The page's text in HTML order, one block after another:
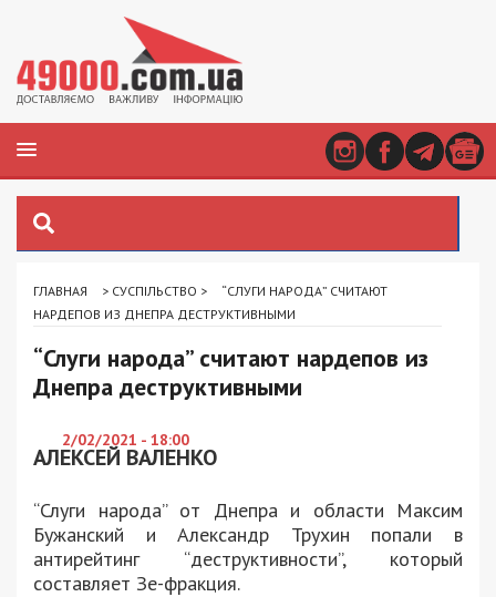
ГЛАВНАЯ > СУСПІЛЬСТВО >
“СЛУГИ НАРОДА” СЧИТАЮТ
НАРДЕПОВ ИЗ ДНЕПРА ДЕСТРУКТИВНЫМИ
“Слуги народа” считают нардепов из
Днепра деструктивными
2/02/2021 - 18:00
АЛЕКСЕЙ ВАЛЕНКО
“Слуги народа” от Днепра и области Максим
Бужанский и Александр Трухин попали в
антирейтинг “деструктивности”, который
составляет Зе-фракция.